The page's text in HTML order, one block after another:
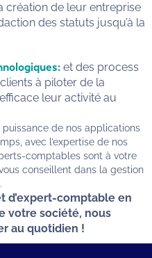
création de leur entreprise
des statuts jusqu’à la
et des process
à piloter de la
leur activité au
de nos applications
avec l’expertise de nos
comptables sont à votre
conseillent dans la gestion
d’expert-comptable en
votre société, nous
au quotidien !